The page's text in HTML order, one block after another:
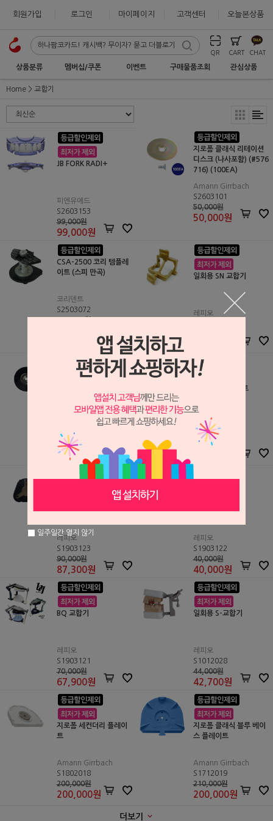
회원가입 로그인 마이페이지 고객센터 오늘본상품
QR CART CHAT
상품분류 멤버십/쿠폰 이벤트 구매물품조회 관심상품
Home 교합기
JB FORK RADI+
피엔유에드
S2603153
99,000원
99,000원
지로폼 클래식 리테이션
디스크 (나사포함) (#576
716) (100EA)
Amann Girrbach
S2603101
50,000원
50,000원
CSA-2500 코리 템플레
이트 (스피 만곡)
코리덴트
S2503072
일회용 SN 교합기
레피오
S1903125
130,000원
126,100 원
마그네틱 플레이트
레피오
S1903124
110,000원
레피오
S1903123
90,000원
87,300원
레피오
S1903122
40,000원
40,000원
BQ 교합기
레피오
S1903121
70,000원
67,900원
일회용 S-교합기
레피오
S1012028
44,000원
42,700원
지로폼 세컨더리 플레이
트
Amann Girrbach
S1802018
200,000원
200,000원
지로폼 클래식 블루 베이
스 플레이트
Amann Girrbach
S1712019
210,000원
200,000원
더보기
일주일간 열지 않기